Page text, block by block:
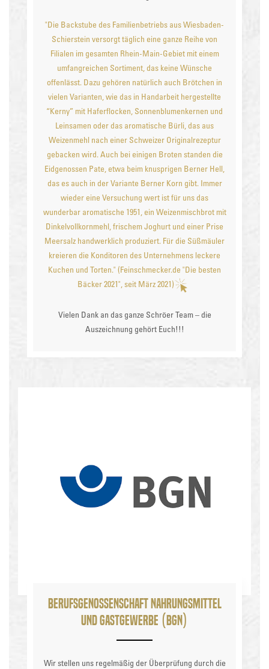
"Die Backstube des Familienbetriebs aus Wiesbaden-
Schierstein versorgt täglich eine ganze Reihe von
Filialen im gesamten Rhein-Main-Gebiet mit einem
umfangreichen Sortiment, das keine Wünsche
offenlässt. Dazu gehören natürlich auch Brötchen in
vielen Varianten, wie das in Handarbeit hergestellte
“Kerny” mit Haferflocken, Sonnenblumenkernen und
Leinsamen oder das aromatische Bürli, das aus
Weizenmehl nach einer Schweizer Originalrezeptur
gebacken wird. Auch bei einigen Broten standen die
Eidgenossen Pate, etwa beim knusprigen Berner Hell,
das es auch in der Variante Berner Korn gibt. Immer
wieder eine Versuchung wert ist für uns das
wunderbar aromatische 1951, ein Weizenmischbrot mit
Dinkelvollkornmehl, frischem Joghurt und einer Prise
Meersalz handwerklich produziert. Für die Süßmäuler
kreieren die Konditoren des Unternehmens leckere
Kuchen und Torten." (Feinschmecker.de "Die besten
Bäcker 2021", seit März 2021)
Vielen Dank an das ganze Schröer Team – die
Auszeichnung gehört Euch!!!
Berufsgenossenschaft Nahrungsmittel
und Gastgewerbe (BGN)
Wir stellen uns regelmäßig der Überprüfung durch die